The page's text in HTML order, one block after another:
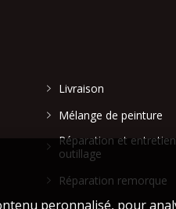
Livraison
Mélange de peinture
Réparation et entretien
outillage
Réparation remorque